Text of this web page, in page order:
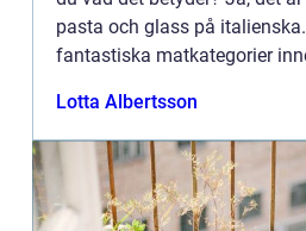
pasta och glass på
fantastiska matkategorier
Lotta Albertsson